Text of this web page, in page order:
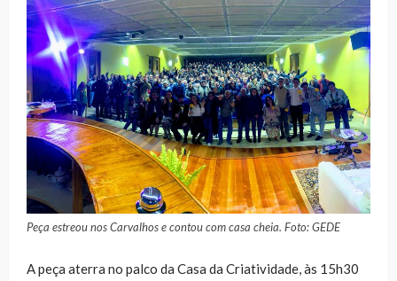
Peça estreou nos Carvalhos e contou com casa cheia. Foto: GEDE
A peça aterra no palco da Casa da Criatividade, às 15h30